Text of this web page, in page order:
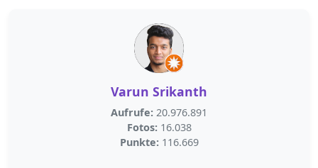
Varun Srikanth
Aufrufe: 20.976.891
Fotos: 16.038
Punkte: 116.669